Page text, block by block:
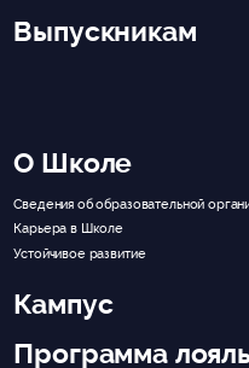
Выпускникам
О Школе
Сведения об образовательной
Карьера в Школе
Устойчивое развитие
Кампус
Программа